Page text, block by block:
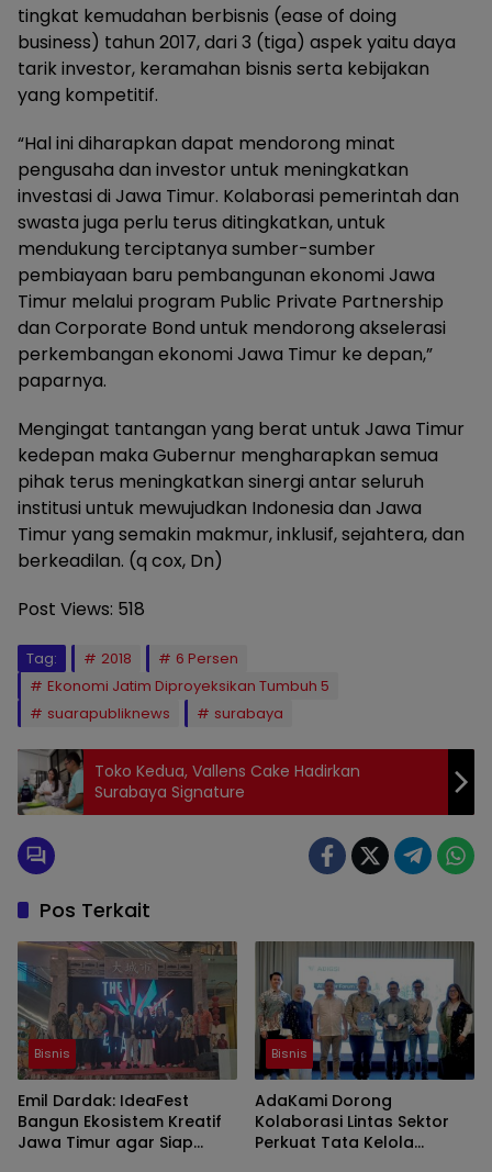
tingkat kemudahan berbisnis (ease of doing
business) tahun 2017, dari 3 (tiga) aspek yaitu daya
tarik investor, keramahan bisnis serta kebijakan
yang kompetitif.
“Hal ini diharapkan dapat mendorong minat
pengusaha dan investor untuk meningkatkan
investasi di Jawa Timur. Kolaborasi pemerintah dan
swasta juga perlu terus ditingkatkan, untuk
mendukung terciptanya sumber-sumber
pembiayaan baru pembangunan ekonomi Jawa
Timur melalui program Public Private Partnership
dan Corporate Bond untuk mendorong akselerasi
perkembangan ekonomi Jawa Timur ke depan,”
paparnya.
Mengingat tantangan yang berat untuk Jawa Timur
kedepan maka Gubernur mengharapkan semua
pihak terus meningkatkan sinergi antar seluruh
institusi untuk mewujudkan Indonesia dan Jawa
Timur yang semakin makmur, inklusif, sejahtera, dan
berkeadilan. (q cox, Dn)
Post Views: 518
Tag: 2018
6 Persen
Ekonomi Jatim Diproyeksikan Tumbuh 5
suarapubliknews
surabaya
Toko Kedua, Vallens Cake Hadirkan
Surabaya Signature
Pos Terkait
Bisnis
Emil Dardak: IdeaFest
Bangun Ekosistem Kreatif
Jawa Timur agar Siap
Bisnis
AdaKami Dorong
Kolaborasi Lintas Sektor
Perkuat Tata Kelola